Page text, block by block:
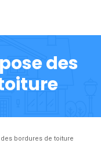
des
bordures de toiture